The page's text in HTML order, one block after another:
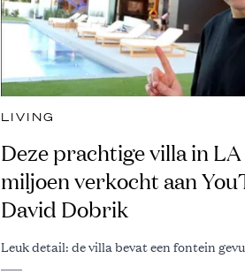
LIVING
Deze prachtige villa in
miljoen verkocht aan
David Dobrik
Leuk detail: de villa bevat een fontein